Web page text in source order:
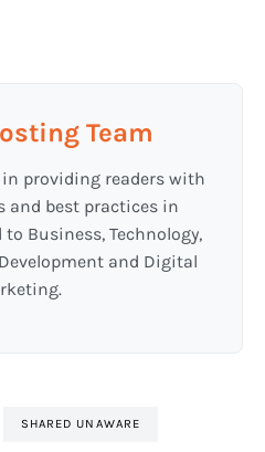
Team
in providing readers with
best practices in
Business, Technology,
and Digital
SHARED UNAWARE